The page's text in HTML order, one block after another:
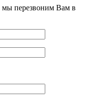
мы перезвоним Вам в